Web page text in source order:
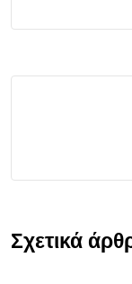
Σχετικά